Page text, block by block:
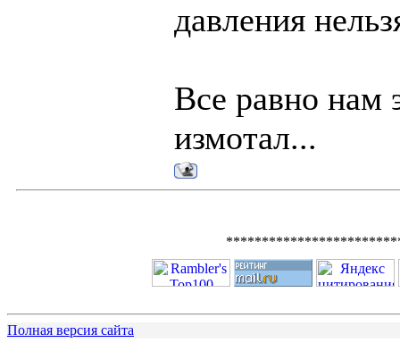
давления
Все равно нам
измотал...
Полная версия сайта